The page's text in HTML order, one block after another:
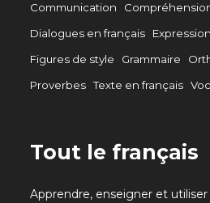
Communication
Dialogues en français
Figures de style
Grammaire
Proverbes Texte en français
Tout le français
Apprendre, enseigner et utiliser